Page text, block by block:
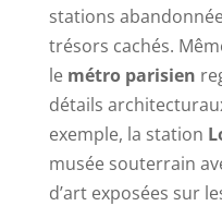
stations
trésors cachés.
le métro parisien
détails
exemple, la station
musée souterrain
d’art exposées sur